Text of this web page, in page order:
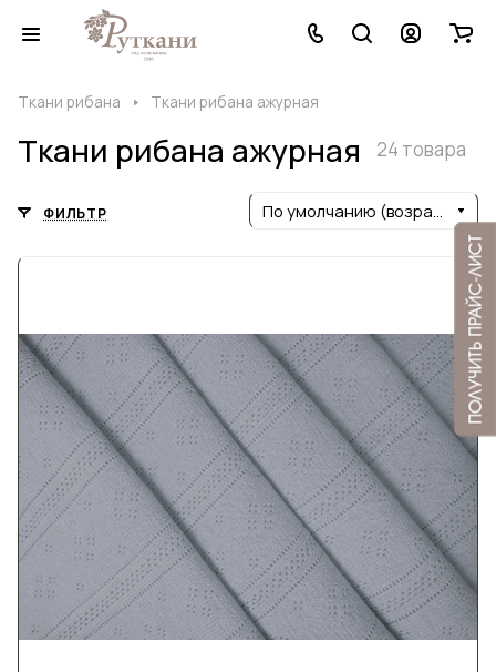
Ткани рибана Ткани рибана ажурная
Ткани рибана ажурная 24 товара
ФИЛЬТР По умолчанию (возрастание)